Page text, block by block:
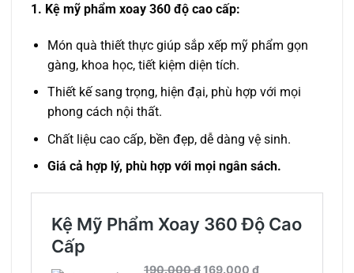
1. Kệ mỹ phẩm xoay 360 độ cao cấp:
Món quà thiết thực giúp sắp xếp mỹ phẩm gọn
gàng, khoa học, tiết kiệm diện tích.
Thiết kế sang trọng, hiện đại, phù hợp với mọi
phong cách nội thất.
Chất liệu cao cấp, bền đẹp, dễ dàng vệ sinh.
Giá cả hợp lý, phù hợp với mọi ngân sách.